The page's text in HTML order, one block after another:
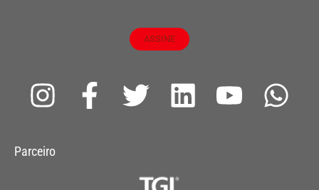
ASSINE
I
s
F
a
T
t
L
Y
W
Parceiro